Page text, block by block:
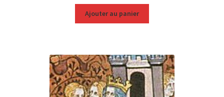
Ajouter au panier